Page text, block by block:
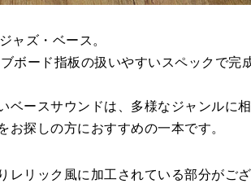
ャズ・ベース。
ボード指板の扱いやすいスペックで完
ベースサウンドは、多様なジャンルに
探しの方におすすめの一本です。
リック風に加工されている部分がご